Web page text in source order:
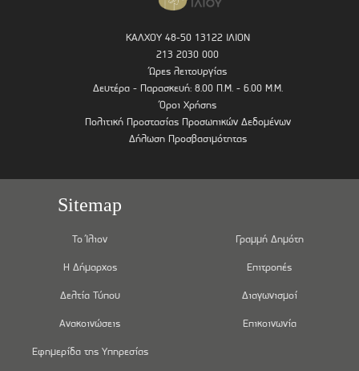
ΚΑΛΧΟΥ 48-50 13122 ΙΛΙΟΝ
213 2030 000
Ώρες λειτουργίας
Δευτέρα - Παρασκευή: 8.00 Π.Μ. - 6.00 Μ.Μ.
Όροι Χρήσης
Πολιτική Προστασίας Προσωπικών Δεδομένων
Δήλωση Προσβασιμότητας
Sitemap
Το Ίλιον
Η Δήμαρχος
Δελτία Τύπου
Ανακοινώσεις
Εφημερίδα της Υπηρεσίας
Γραμμή Δημότη
Επιτροπές
Διαγωνισμοί
Επικοινωνία